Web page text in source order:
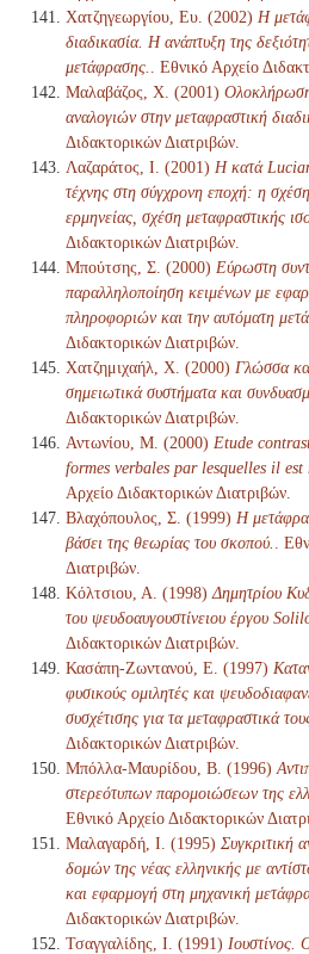
Χατζηγεωργίου, Ευ. (2002) Η
διαδικασία. Η ανάπτυξη της
μετάφρασης.
. Εθνικό Αρχείο
Μαλαβάζος, Χ. (2001)
αναλογιών στην μεταφραστική
Διδακτορικών Διατριβών.
Λαζαράτος, Ι. (2001) Η κατά
τέχνης στη σύγχρονη εποχή: η
ερμηνείας, σχέση μεταφραστικής
Διδακτορικών Διατριβών.
Μπούτσης, Σ. (2000) Εύρωστη
παραλληλοποίηση κειμένων με
πληροφοριών και την αυτόματη
Διδακτορικών Διατριβών.
Χατζημιχαήλ, Χ. (2000) Γλώσσα
σημειωτικά συστήματα και
Διδακτορικών Διατριβών.
Αντωνίου, Μ. (2000) Etude
formes verbales par lesquelles il est
Αρχείο Διδακτορικών Διατριβών.
Βλαχόπουλος, Σ. (1999) Η
βάσει της θεωρίας του σκοπού.
.
Διατριβών.
Κόλτσιου, Α. (1998) Δημητρίου
του ψευδοαυγουστίνειου έργου
Διδακτορικών Διατριβών.
Κασάπη-Ζωντανού, Ε. (1997)
φυσικούς ομιλητές και
συσχέτισης για τα μεταφραστικά
Διδακτορικών Διατριβών.
Μπόλλα-Μαυρίδου, Β. (1996)
στερεότυπων παρομοιώσεων της
Εθνικό Αρχείο Διδακτορικών
Μαλαγαρδή, Ι. (1995) Συγκριτική
δομών της νέας ελληνικής με
και εφαρμογή στη μηχανική
Διδακτορικών Διατριβών.
Τσαγγαλίδης, Ι. (1991) Ιουστίνος.